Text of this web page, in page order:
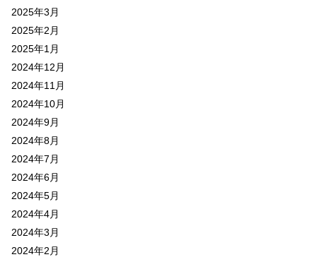
2025年3月
2025年2月
2025年1月
2024年12月
2024年11月
2024年10月
2024年9月
2024年8月
2024年7月
2024年6月
2024年5月
2024年4月
2024年3月
2024年2月